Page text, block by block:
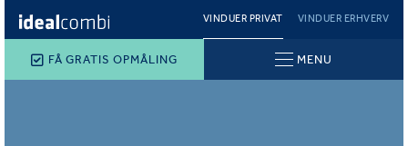
VINDUER PRIVAT VINDUER ERHVERV
FÅ GRATIS OPMÅLING MENU